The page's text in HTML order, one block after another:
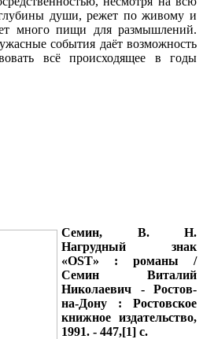
глубины души, режет по живому и
много пищи для размышлений.
события даёт возможность
всё происходящее в годы
Семин, В. Н.
Нагрудный знак
«OST» : романы /
Семин Виталий
Николаевич - Ростов-
на-Дону : Ростовское
книжное издательство,
1991. - 447,[1] с.